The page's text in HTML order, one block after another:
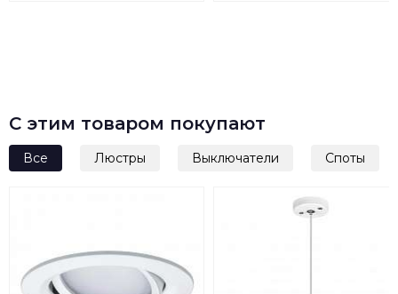
С этим товаром покупают
Все Люстры Выключатели Споты